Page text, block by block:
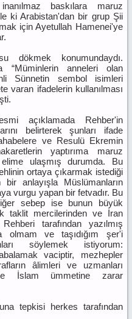
baskılara maruz
ki Arabistan'dan bir grup Şii
için Ayetullah Hamenei'ye
dökmek konumundaydı.
“Müminlerin anneleri olan
Sünnetin sembol isimleri
varan ifadelerin kullanılması
açıklamada Rehber'in
belirterek şunları ifade
ve Resulü Ekremin
yaptırıma maruz
ulaşmış durumda. Bu
ortaya çıkarmak istediği
bir anlayışla Müslümanların
vurgu yapan bir fetvadır. Bu
sebep ise bunun büyük
taklit mercilerinden ve İran
tarafından yazılmış
olmam ve taşıdığım şer'i
söylemek istiyorum:
vaciptir, mezhepler
âlimleri ve uzmanları
İslam ümmetine zarar
tepkisi herkes tarafından